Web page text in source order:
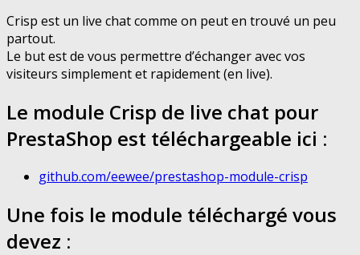
Crisp est un live chat comme on peut en trouvé un peu
partout.
Le but est de vous permettre d’échanger avec vos
visiteurs simplement et rapidement (en live).
Le module Crisp de live chat pour
PrestaShop est téléchargeable ici :
github.com/eewee/prestashop-module-crisp
Une fois le module téléchargé vous
devez :